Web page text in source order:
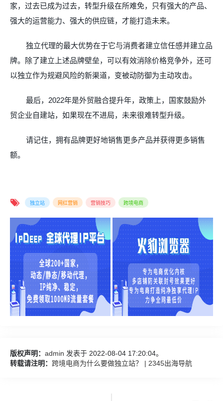
家，过去已成为过去，转型升级在所难免，只有强大的产品、
强大的运营能力、强大的供应链，才能打造未来。
独立代理的最大优势在于它与消费者建立信任感并建立品
牌。除了建立上述品牌壁垒，可以有效消除价格竞争外，还可
以独立作为规避风险的新渠道，变被动防御为主动攻击。
最后， 2022年是外贸融合提升年，政策上，国家鼓励外
贸企业自建站，如果现在不进局，未来很难转型升级。
请记住，拥有品牌更好地销售更多产品并获得更多销售
额。
独立站 网红营销 营销技巧 跨境电商
版权声明： admin 发表于 2022-08-04 17:20:04。
转载请注明： 跨境电商为什么要做独立站？ | 2345出海导航